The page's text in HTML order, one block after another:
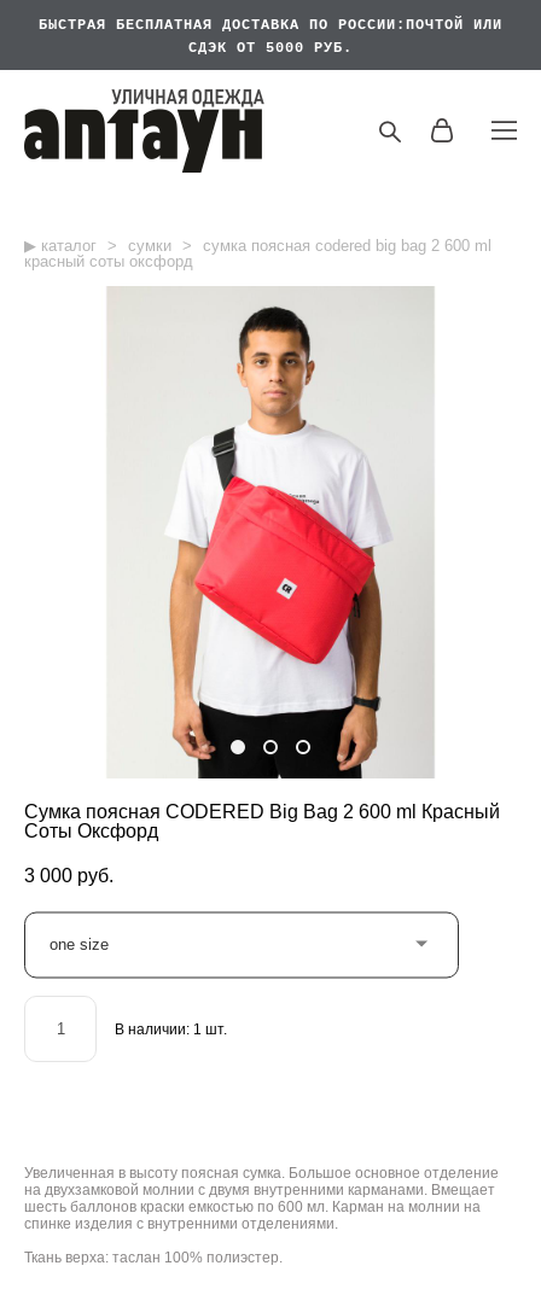
БЫСТРАЯ БЕСПЛАТНАЯ
ДОСТАВКА ПО РОССИИ:ПОЧТОЙ ИЛИ
СДЭК ОТ 5000 РУБ.
▶︎ каталог > сумки >
сумка поясная codered big bag 2 600 ml
красный соты оксфорд
Сумка поясная CODERED Big Bag 2 600 ml Красный
Соты Оксфорд
3 000 pуб.
one size
В наличии: 1 шт.
Увеличенная в высоту поясная сумка. Большое основное отделение
на двухзамковой молнии с двумя внутренними карманами. Вмещает
шесть баллонов краски емкостью по 600 мл. Карман на молнии на
спинке изделия с внутренними отделениями.
Ткань верха: таслан 100% полиэстер.